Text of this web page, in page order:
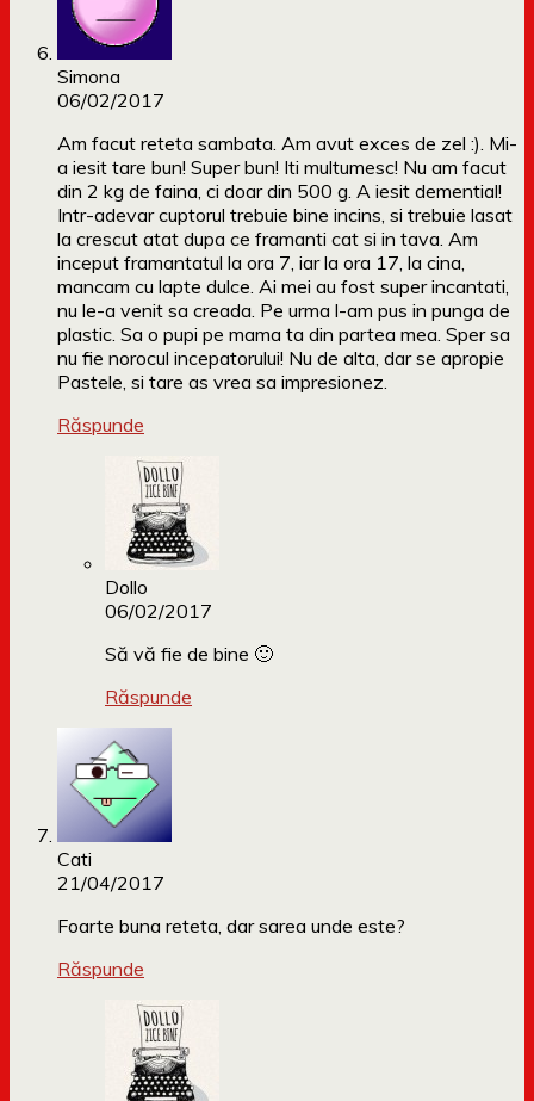
Simona
06/02/2017
Am facut reteta sambata. Am avut exces de zel :). Mi-
a iesit tare bun! Super bun! Iti multumesc! Nu am facut
din 2 kg de faina, ci doar din 500 g. A iesit demential!
Intr-adevar cuptorul trebuie bine incins, si trebuie lasat
la crescut atat dupa ce framanti cat si in tava. Am
inceput framantatul la ora 7, iar la ora 17, la cina,
mancam cu lapte dulce. Ai mei au fost super incantati,
nu le-a venit sa creada. Pe urma l-am pus in punga de
plastic. Sa o pupi pe mama ta din partea mea. Sper sa
nu fie norocul incepatorului! Nu de alta, dar se apropie
Pastele, si tare as vrea sa impresionez.
Răspunde
Dollo
06/02/2017
Să vă fie de bine 🙂
Răspunde
Cati
21/04/2017
Foarte buna reteta, dar sarea unde este?
Răspunde